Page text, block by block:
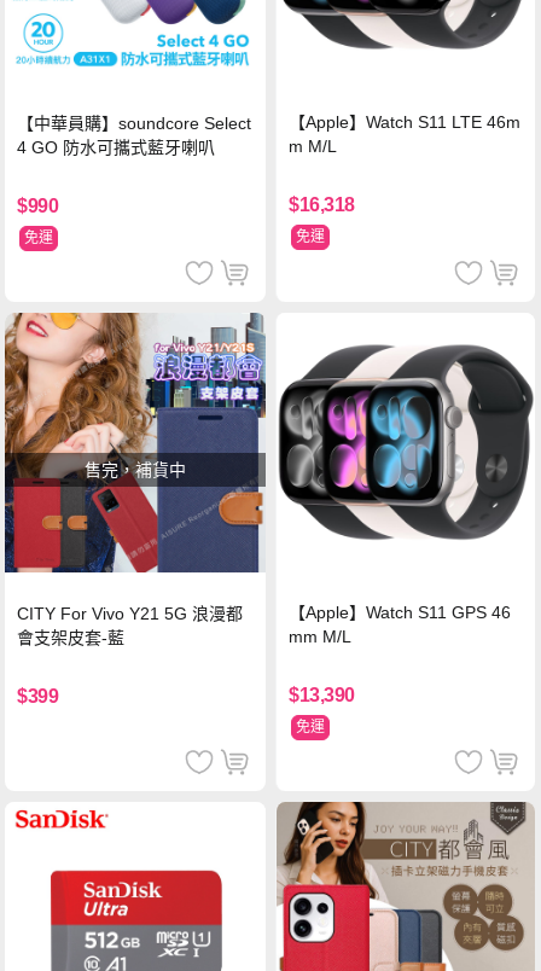
【中華員購】soundcore Select
4 GO 防水可攜式藍牙喇叭
$990
免運
【Apple】Watch S11 LTE 46m
m M/L
$16,318
免運
售完，補貨中
CITY For Vivo Y21 5G 浪漫都
會支架皮套-藍
$399
【Apple】Watch S11 GPS 46
mm M/L
$13,390
免運